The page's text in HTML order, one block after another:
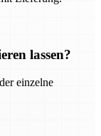
lassen?
einzelne